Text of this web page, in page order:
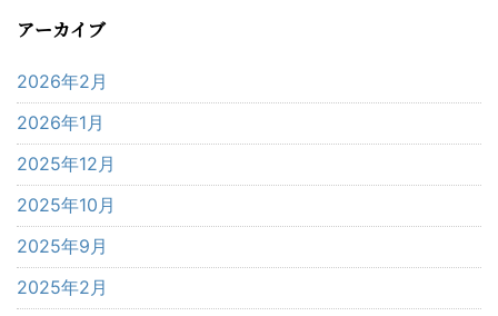
アーカイブ
2026年2月
2026年1月
2025年12月
2025年10月
2025年9月
2025年2月